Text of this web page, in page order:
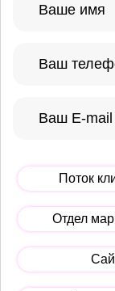
Поток
Отдел